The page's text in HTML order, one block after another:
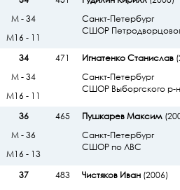
Санкт-Петербург
СШОР
М - 34
М16 - 11
34
471 Игнатенко Станислав
Санкт-Петербург
СШОР Выборгского р-
М - 34
М16 - 11
36
465 Пушкарев Максим
Санкт-Петербург
СШОР по ЛВС
М - 36
М16 - 13
37
483 Чистяков Иван(2006)